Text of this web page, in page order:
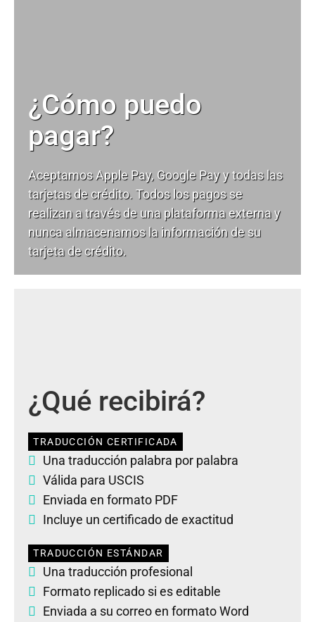
¿Cómo puedo
pagar?
Aceptamos Apple Pay, Google Pay y todas las
tarjetas de crédito. Todos los pagos se
realizan a través de una plataforma externa y
nunca almacenamos la información de su
tarjeta de crédito.
¿Qué recibirá?
TRADUCCIÓN CERTIFICADA
Una traducción palabra por palabra
Válida para USCIS
Enviada en formato PDF
Incluye un certificado de exactitud
TRADUCCIÓN ESTÁNDAR
Una traducción profesional
Formato replicado si es editable
Enviada a su correo en formato Word